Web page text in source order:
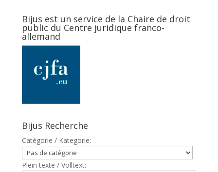
Bijus est un service de la Chaire de droit
public du Centre juridique franco-
allemand
Bijus Recherche
Catègorie / Kategorie:
Plein texte / Volltext: